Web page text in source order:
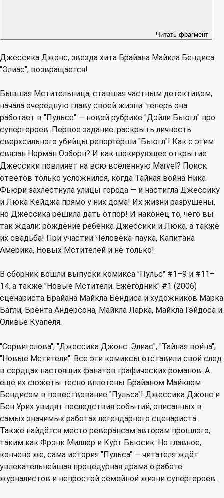
Читать фрагмент
Джессика Джонс, звезда хита Брайана Майкла Бендиса
"Элиас", возвращается!
Бывшая Мстительница, ставшая частным детективом,
начала очередную главу своей жизни: теперь она
работает в "Пульсе" — новой рубрике "Дэйли Бьюгл" про
супергероев. Первое задание: раскрыть личность
сверхсильного убийцы репортёрши "Бьюгл"! Как с этим
связан Норман Озборн? И как шокирующее открытие
Джессики повлияет на всю вселенную Marvel? Поиск
ответов только усложнился, когда Тайная война Ника
Фьюри захлестнула улицы города — и настигла Джессику
и Люка Кейджа прямо у них дома! Их жизни разрушены,
но Джессика решила дать отпор! И наконец то, чего вы
так ждали: рождение ребёнка Джессики и Люка, а также
их свадьба! При участии Человека-паука, Капитана
Америка, Новых Мстителей и не только!
В сборник вошли выпуски комикса "Пульс" #1–9 и #11–
14, а также "Новые Мстители. Ежегодник" #1 (2006)
сценариста Брайана Майкла Бендиса и художников Марка
Багли, Брента Андерсона, Майкла Ларка, Майкла Гэйдоса и
Оливье Куапеля.
"Сорвиголова", "Джессика Джонс. Элиас", "Тайная война",
"Новые Мстители". Все эти комиксы отставили свой след
в сердцах настоящих фанатов графических романов. А
ещё их сюжеты тесно вплетены Брайаном Майклом
Бендисом в повествование "Пульса"! Джессика Джонс и
Бен Урих увидят последствия событий, описанных в
самых значимых работах легендарного сценариста.
Также найдётся место реверансам авторам прошлого,
таким как Фрэнк Миллер и Курт Бьюсик. Но главное,
кончено же, сама история "Пульса" — читателя ждёт
увлекательнейшая процедурная драма о работе
журналистов и непростой семейной жизни супергероев.